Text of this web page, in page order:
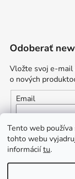
Tento web
tohto webu
informáciítu.
Odoberať
Vložte svoj e-mail
o nových
Email
Vložením e-
osobných údajov